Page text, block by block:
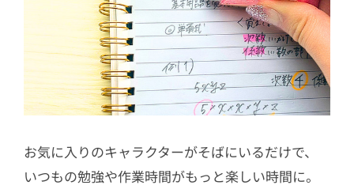
お気に入りのキャラクターがそばにいるだけで、
いつもの勉強や作業時間がもっと楽しい時間に。